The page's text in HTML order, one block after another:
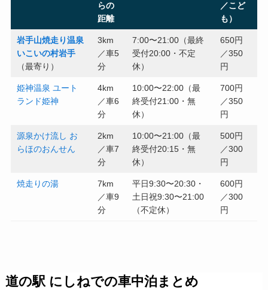
らの
距離
／こど
も）
岩手山焼走り温泉
いこいの村岩手
（最寄り）
3km
／車5
分
7:00〜21:00（最終
受付20:00・不定
休）
650円
／350
円
姫神温泉 ユート
ランド姫神
4km
／車6
分
10:00〜22:00（最
終受付21:00・無
休）
700円
／350
円
源泉かけ流し お
らほのおんせん
2km
／車7
分
10:00〜21:00（最
終受付20:15・無
休）
500円
／300
円
焼走りの湯
7km
／車9
分
平日9:30〜20:30・
土日祝9:30〜21:00
（不定休）
600円
／300
円
道の駅 にしねでの車中泊まとめ